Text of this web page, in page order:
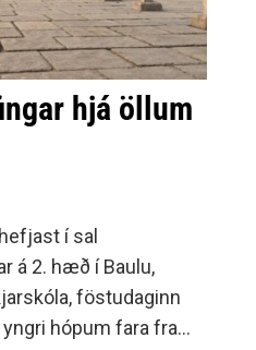
hjá öllum
í sal
á 2. hæð í Baulu,
föstudaginn
hópum fara fram